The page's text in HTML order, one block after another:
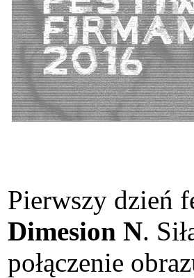
Pierwszy dzień
Dimesion N.
połączenie